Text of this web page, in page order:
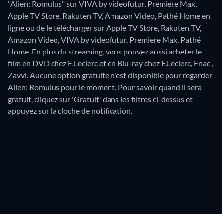
"Alien: Romulus" sur VIVA by videofutur, Premiere Max,
Apple TV Store, Rakuten TV, Amazon Video, Pathé Home en
ligne ou de le télécharger sur Apple TV Store, Rakuten TV,
Amazon Video, VIVA by videofutur, Premiere Max, Pathé
Home. En plus du streaming, vous pouvez aussi acheter le
film en DVD chez E.Leclerc et en Blu-ray chez E.Leclerc, Fnac ,
Zavvi.Aucune option gratuite n'est disponible pour regarder
Alien: Romulus pour le moment. Pour savoir quand il sera
gratuit, cliquez sur 'Gratuit' dans les filtres ci-dessus et
appuyez sur la cloche de notification.